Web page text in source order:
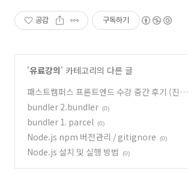
공감 구독하기
'유료강의' 카테고리의 다른 글
패스트캠퍼스 프론트엔드 수강 중간 후기 (진도
율38%)
(0)
bundler 2.bundler (0)
bundler 1. parcel (0)
Node.js npm 버전관리 / gitignore (0)
Node.js 설치 및 실행 방법 (0)